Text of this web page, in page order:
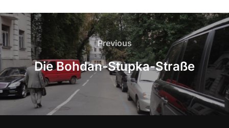
Beitragsnavigation
Previous
Previous
Die Bohdan-Stupka-Straße